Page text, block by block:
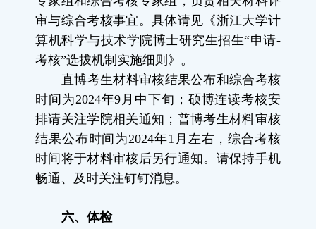
审与综合考核事宜。具体请见《浙江大学计
算机科学与技术学院博士研究生招生“申请-
考核”选拔机制实施细则》。
直博考生材料审核结果公布和综合考核
时间为2024年9 月中下旬；硕博连读考核安
排请关注学院相关通知；普博考生材料审核
结果公布时间为2024年1 月左右，综合考核
时间将于材料审核后另行通知。请保持手机
畅通、及时关注钉钉消息。
六、体检